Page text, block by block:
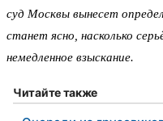
суд Москвы вынесет
станет ясно, насколько
немедленное взыскание.
Читайте также